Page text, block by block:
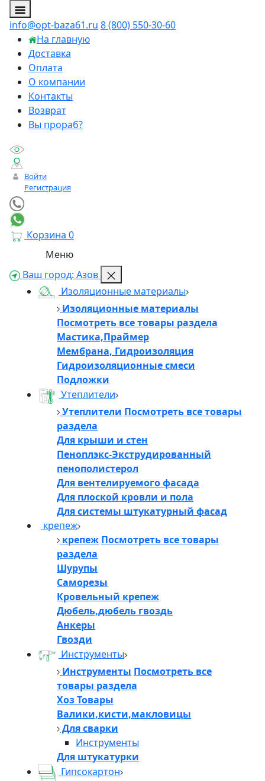
info@opt-baza61.ru 8 (800) 550-30-60
На главную
Доставка
Оплата
О компании
Контакты
Возврат
Вы прораб?
Войти
Регистрация
Корзина 0
Меню
Ваш город: Азов
Изоляционные материалы
Изоляционные материалы
Посмотреть все товары раздела
Мастика,Праймер
Мембрана, Гидроизоляция
Гидроизоляционные смеси
Подложки
Утеплители
Утеплители Посмотреть все товары
раздела
Для крыши и стен
Пеноплэкс-Экструдированный
пенополистерол
Для вентелируемого фасада
Для плоской кровли и пола
Для системы штукатурный фасад
крепеж
крепеж Посмотреть все товары
раздела
Шурупы
Саморезы
Кровельный крепеж
Дюбель,дюбель гвоздь
Анкеры
Гвозди
Инструменты
Инструменты Посмотреть все
товары раздела
Хоз Товары
Валики,кисти,макловицы
Для сварки
Инструменты
Для штукатурки
Гипсокартон
Личный менеджер
👋
Добро пожаловать!
Напишите нам, и мы обязательно вам ответим